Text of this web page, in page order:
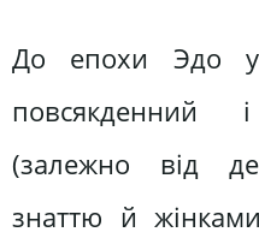
До епохи Эдо
повсякденний
(залежно від
знаттю й